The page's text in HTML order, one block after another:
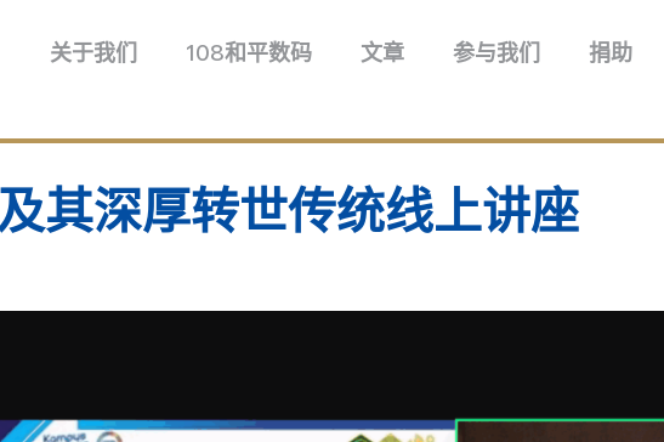
关于我们 108和平数码 文章 参与我们 捐助
其深厚转世传统线上讲座